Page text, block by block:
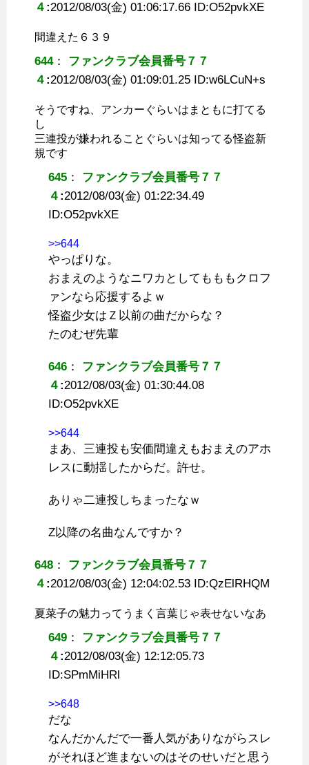
４ :2012/08/03(金) 01:06:17.66 ID:O52pvkXE
間違えた６３９
644： ファンクラブ会員番号７７
４ :2012/08/03(金) 01:09:01.25 ID:w6LCuN+s
そうですね、アンカーぐらいはまともに打てる
し
三連投が嫌われることぐらいは知ってる怪盗新
規です
645 ： ファンクラブ会員番号７７
４ :2012/08/03(金) 01:22:34.49
ID:O52pvkXE
>>644
やっぱりな。
おまえのようなニワカとしてもももクロフ
ァンなら応援するよｗ
怪盗少女はＺ以前の曲だからな？
たのむぜ先輩
646 ： ファンクラブ会員番号７７
４ :2012/08/03(金) 01:30:44.08
ID:O52pvkXE
>>644
まあ、三連投も安価間違えもおまえのアホ
レスに動揺したからだ。許せ。
ありゃ二連投しちまったなｗ
Z以降の名曲なんですか？
648 ： ファンクラブ会員番号７７
４ :2012/08/03(金) 12:04:02.53 ID:QzElRHQM
夏菜子の魅力ってうまく言葉じゃ表せないなあ
649 ： ファンクラブ会員番号７７
４ :2012/08/03(金) 12:12:05.73
ID:SPmMiHRl
>>648
だな
なんだかんだで一番人気がありながらスレ
がそれほど進まないのはそのせいだと思う